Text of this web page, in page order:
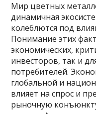
Мир цветных
динамичная
колеблются под
Понимание этих
экономических,
инвесторов, так и
потребителей.
глобальной и
влияет на спрос и
рыночную